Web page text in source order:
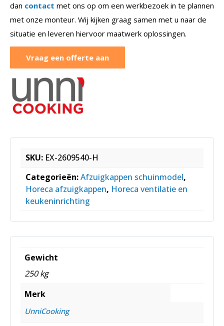
dan contact met ons op om een werkbezoek in te plannen
met onze monteur. Wij kijken graag samen met u naar de
situatie en leveren hiervoor maatwerk oplossingen.
Vraag een offerte aan
SKU: EX-2609540-H
Categorieën:Afzuigkappen schuinmodel,
Horeca afzuigkappen, Horeca ventilatie en
keukeninrichting
Gewicht
250 kg
Merk
UnniCooking